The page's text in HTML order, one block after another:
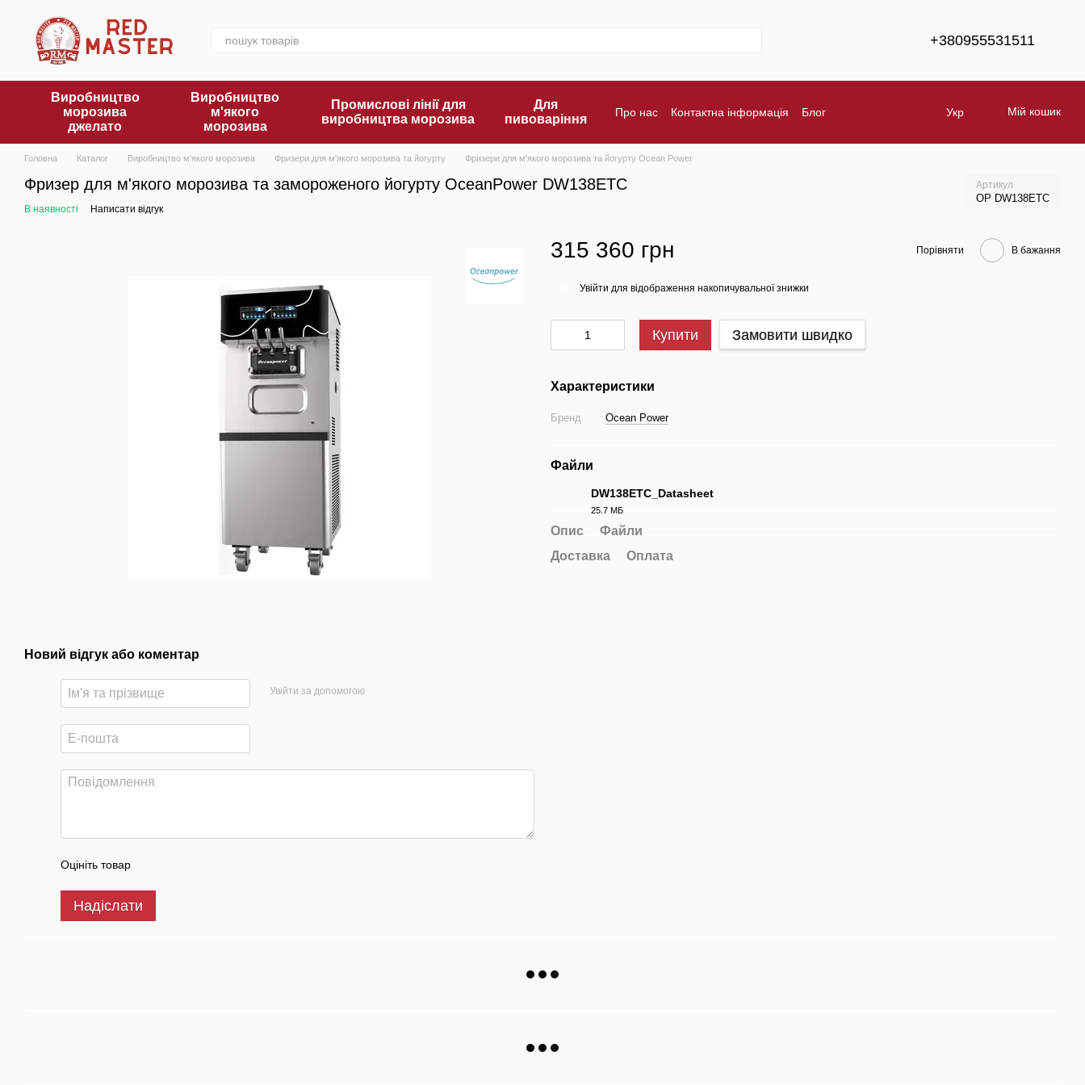
+380955531511
Виробництво
морозива
джелато
Виробництво
м'якого
морозива
Промислові лінії для
виробництва морозива
Для
пивоваріння
Про нас Контактна інформація
Блог
Укр Мій кошик
Головна Каталог Виробництво м'якого морозива Фризери для м'якого морозива та йогурту Фризери для м'якого морозива та йогурту Ocean Power
Фризер для м'якого морозива та замороженого йогурту OceanPower DW138ETC Артикул
OP DW138ETC
В наявності Написати відгук
Новий відгук або коментар
Увійти за допомогою
Оцініть товар
Надіслати
315 360 грн Порівняти В бажання
Увійти для відображення накопичувальної знижки
Купити Замовити швидко
Характеристики
Бренд Ocean Power
Файли
DW138ETC_Datasheet
25.7 МБ
Опис
Файли
Доставка
Оплата